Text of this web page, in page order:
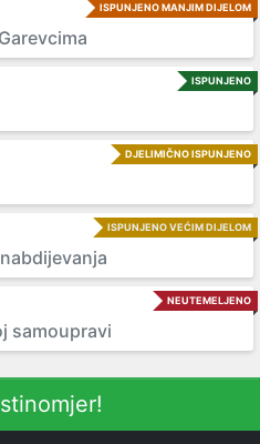
ISPUNJENO MANJIM DIJELOM
ISPUNJENO
DJELIMIČNO ISPUNJENO
ISPUNJENO VEĆIM DIJELOM
NEUTEMELJENO
samoupravi